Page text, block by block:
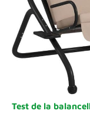
Test de la